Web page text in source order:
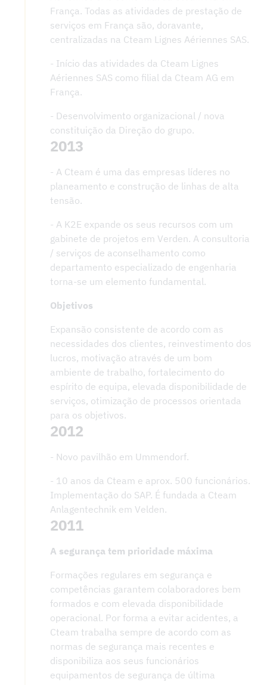
França. Todas as atividades de prestação de
serviços em França são, doravante,
centralizadas na Cteam Lignes Aériennes SAS.
- Início das atividades da Cteam Lignes
Aériennes SAS como filial da Cteam AG em
França.
- Desenvolvimento organizacional / nova
constituição da Direção do grupo.
2013
- A Cteam é uma das empresas líderes no
planeamento e construção de linhas de alta
tensão.
- A K2E expande os seus recursos com um
gabinete de projetos em Verden. A consultoria
/ serviços de aconselhamento como
departamento especializado de engenharia
torna-se um elemento fundamental.
Objetivos
Expansão consistente de acordo com as
necessidades dos clientes, reinvestimento dos
lucros, motivação através de um bom
ambiente de trabalho, fortalecimento do
espírito de equipa, elevada disponibilidade de
serviços, otimização de processos orientada
para os objetivos.
2012
- Novo pavilhão em Ummendorf.
- 10 anos da Cteam e aprox. 500 funcionários.
Implementação do SAP. É fundada a Cteam
Anlagentechnik em Velden.
2011
A segurança tem prioridade máxima
Formações regulares em segurança e
competências garantem colaboradores bem
formados e com elevada disponibilidade
operacional. Por forma a evitar acidentes, a
Cteam trabalha sempre de acordo com as
normas de segurança mais recentes e
disponibiliza aos seus funcionários
equipamentos de segurança de última